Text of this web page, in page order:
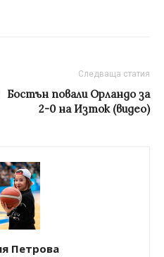
Следваща статия
Бостън повали Орландо за
2-0 на Изток (видео)
Петрова